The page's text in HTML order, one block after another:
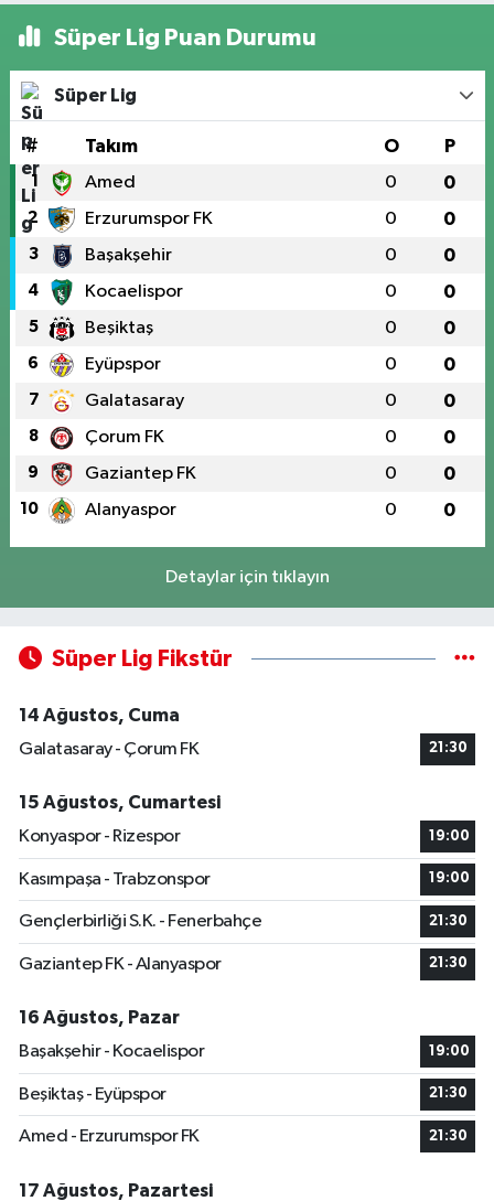
Süper Lig Puan Durumu
Süper Lig
# Takım O P
1 Amed 0 0
2 Erzurumspor FK 0 0
3 Başakşehir 0 0
4 Kocaelispor 0 0
5 Beşiktaş 0 0
6 Eyüpspor 0 0
7 Galatasaray 0 0
8 Çorum FK 0 0
9 Gaziantep FK 0 0
10 Alanyaspor 0 0
Detaylar için tıklayın
Süper Lig Fikstür
14 Ağustos, Cuma
Galatasaray - Çorum FK
21:30
15 Ağustos, Cumartesi
Konyaspor - Rizespor
19:00
Kasımpaşa - Trabzonspor 19:00
Gençlerbirliği S.K. - Fenerbahçe 21:30
Gaziantep FK - Alanyaspor 21:30
16 Ağustos, Pazar
Başakşehir - Kocaelispor
19:00
Beşiktaş - Eyüpspor 21:30
Amed - Erzurumspor FK 21:30
17 Ağustos, Pazartesi